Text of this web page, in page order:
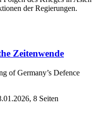
der Regierungen.
Zeitenwende
of Germany’s Defence
8 Seiten